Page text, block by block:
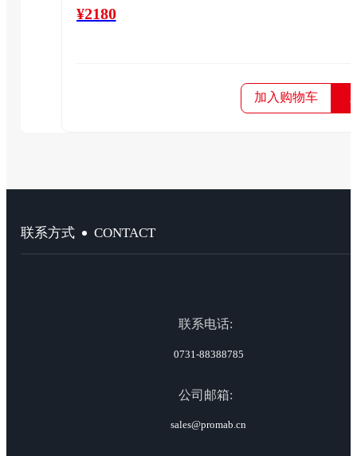
¥2180
加入购物车
联系方式 CONTACT
联系电话:
0731-88388785
公司邮箱:
sales@promab.cn